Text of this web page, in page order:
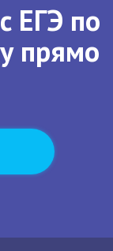
ЕГЭ по
прямо